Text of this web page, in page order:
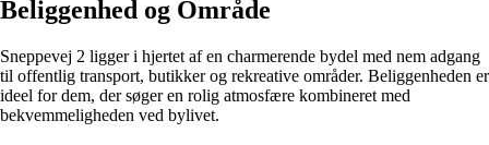
Beliggenhed og Område
Sneppevej 2 ligger i hjertet af en charmerende bydel med nem adgang
til offentlig transport, butikker og rekreative områder. Beliggenheden er
ideel for dem, der søger en rolig atmosfære kombineret med
bekvemmeligheden ved bylivet.